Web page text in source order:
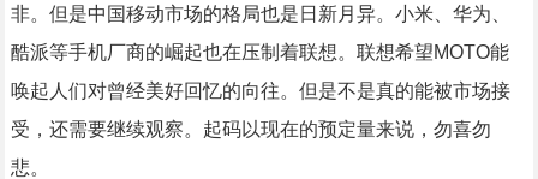
非。但是中国移动市场的格局也是日新月异。小米、华为、
酷派等手机厂商的崛起也在压制着联想。联想希望MOTO能
唤起人们对曾经美好回忆的向往。但是不是真的能被市场接
受，还需要继续观察。起码以现在的预定量来说，勿喜勿
悲。